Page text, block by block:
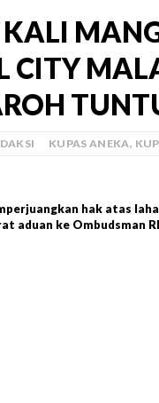
CITY
KUPAS ANEKA,
hak atas
aduan ke Ombudsman